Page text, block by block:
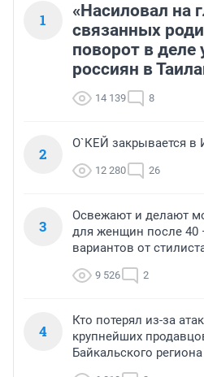
1
«Насиловал на
связанных
поворот в деле
россиян в
14 139 8
2
О`КЕЙ закрывается в
12 280 26
3
Освежают и делают
для женщин после 40
вариантов от
9 526 2
4
Кто потерял из-за
крупнейших
Байкальского региона